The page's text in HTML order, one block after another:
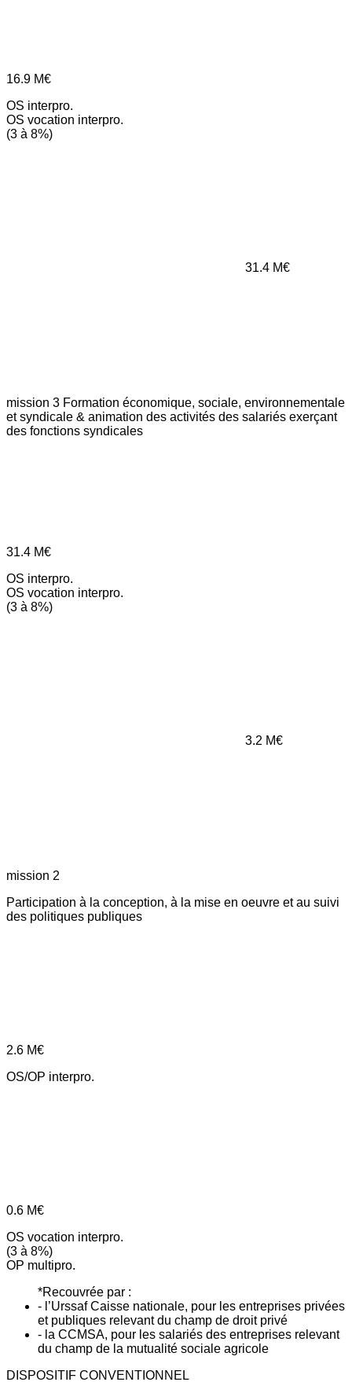
16.9 M€
OS interpro.
OS vocation interpro.
(3 à 8%)
31.4 M€
mission 3 Formation économique, sociale, environnementale
et syndicale & animation des activités des salariés exerçant
des fonctions syndicales
31.4 M€
OS interpro.
OS vocation interpro.
(3 à 8%)
3.2 M€
mission 2
Participation à la conception, à la mise en oeuvre et au suivi
des politiques publiques
2.6 M€
OS/OP interpro.
0.6 M€
OS vocation interpro.
(3 à 8%)
OP multipro.
*Recouvrée par :
- l’Urssaf Caisse nationale, pour les entreprises privées
et publiques relevant du champ de droit privé
- la CCMSA, pour les salariés des entreprises relevant
du champ de la mutualité sociale agricole
DISPOSITIF CONVENTIONNEL